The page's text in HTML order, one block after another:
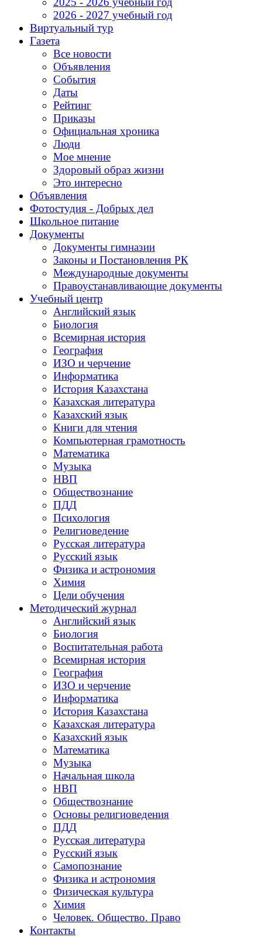
2026 - 2027 учебный год
Виртуальный тур
Газета
Все новости
Объявления
События
Даты
Рейтинг
Приказы
Официальная хроника
Люди
Мое мнение
Здоровый образ жизни
Это интересно
Объявления
Фотостудия - Добрых дел
Школьное питание
Документы
Документы гимназии
Законы и Постановления РК
Международные документы
Правоустанавливающие документы
Учебный центр
Английский язык
Биология
Всемирная история
География
ИЗО и черчение
Информатика
История Казахстана
Казахская литература
Казахский язык
Книги для чтения
Компьютерная грамотность
Математика
Музыка
НВП
Обществознание
ПДД
Психология
Религиоведение
Русская литература
Русский язык
Физика и астрономия
Химия
Цели обучения
Методический журнал
Английский язык
Биология
Воспитательная работа
Всемирная история
География
ИЗО и черчение
Информатика
История Казахстана
Казахская литература
Казахский язык
Математика
Музыка
Начальная школа
НВП
Обществознание
Основы религиоведения
ПДД
Русская литература
Русский язык
Самопознание
Физика и астрономия
Физическая культура
Химия
Человек. Общество. Право
Контакты